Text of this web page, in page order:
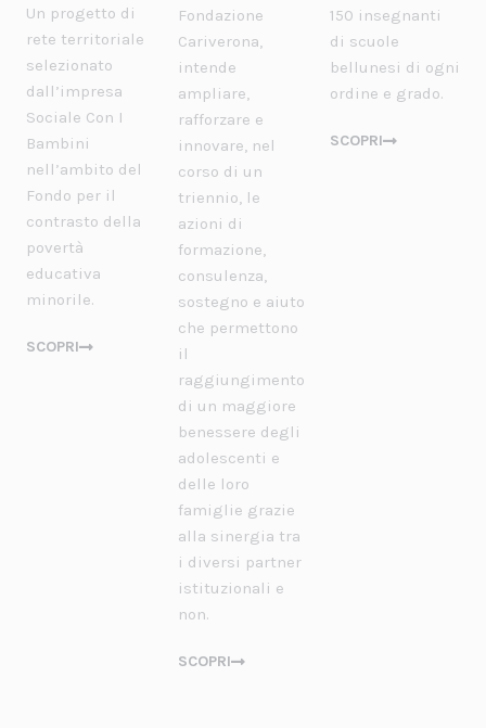
Un progetto di
rete territoriale
selezionato
dall’impresa
Sociale Con I
Bambini
nell’ambito del
Fondo per il
contrasto della
povertà
educativa
minorile.
SCOPRI
Fondazione
Cariverona,
intende
ampliare,
rafforzare e
innovare, nel
corso di un
triennio, le
azioni di
formazione,
consulenza,
sostegno e aiuto
che permettono
il
raggiungimento
di un maggiore
benessere degli
adolescenti e
delle loro
famiglie grazie
alla sinergia tra
i diversi partner
istituzionali e
non.
SCOPRI
150 insegnanti
di scuole
bellunesi di ogni
ordine e grado.
SCOPRI